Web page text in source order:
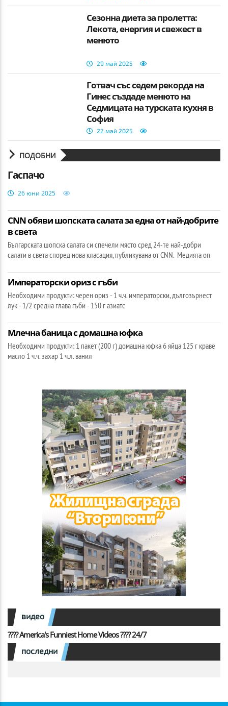
Сезонна диета за пролетта:
Лекота, енергия и свежест в
менюто
29 май 2025
Готвач със седем рекорда на
Гинес създаде менюто на
Седмицата на турската кухня в
София
22 май 2025
ПОДОБНИ
Гаспачо
26 юни 2025
CNN обяви шопската салата за една от най-добрите
в света
Българската шопска салата си спечели място сред 24-те най-добри
салати в света според нова класация, публикувана от CNN. Медията оп
Императорски ориз с гъби
Необходими продукти: черен ориз - 1 ч.ч. императорски, дългозърнест
лук - 1/2 средна глава гъби - 150 г азиатс
Млечна баница с домашна юфка
Необходими продукти: 1 пакет (200 г) домашна юфка 6 яйца 125 г краве
масло 1 ч.ч. захар 1 ч.л. ванил
видео
???? America's Funniest Home Videos ???? 24/7
последни